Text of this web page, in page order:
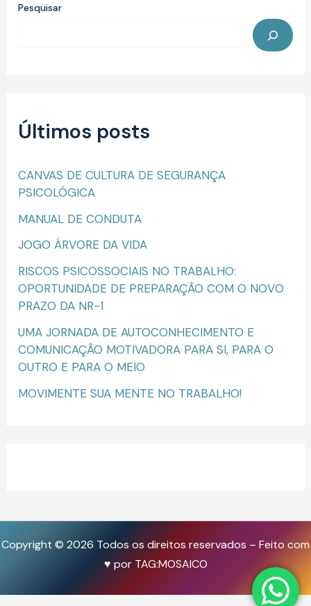
Pesquisar
Últimos posts
CANVAS DE CULTURA DE SEGURANÇA
PSICOLÓGICA
MANUAL DE CONDUTA
JOGO ÁRVORE DA VIDA
RISCOS PSICOSSOCIAIS NO TRABALHO:
OPORTUNIDADE DE PREPARAÇÃO COM O NOVO
PRAZO DA NR-1
UMA JORNADA DE AUTOCONHECIMENTO E
COMUNICAÇÃO MOTIVADORA PARA SI, PARA O
OUTRO E PARA O MEIO
MOVIMENTE SUA MENTE NO TRABALHO!
Copyright © 2026 Todos os direitos reservados – Feito com
♥ por TAG:MOSAICO